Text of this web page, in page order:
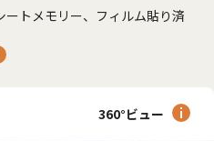
トメモリー、フィルム貼り済
360°ビュー